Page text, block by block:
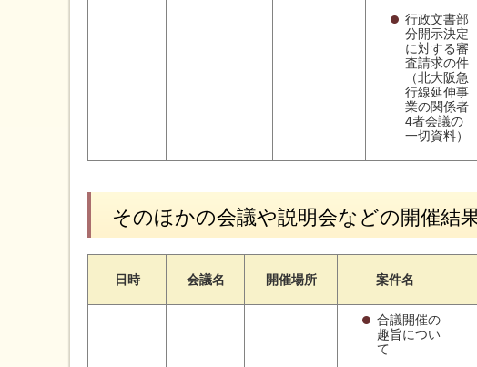
行政文書部
分開示決定
に対する審
査請求の件
（北大阪急
行線延伸事
業の関係者
4者会議の
一切資料）
そのほかの会議や説明会などの開催結
日時 会議名 開催場所 案件名
合議開催の
趣旨につい
て